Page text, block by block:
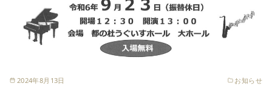
2024年8月13日 お知らせ